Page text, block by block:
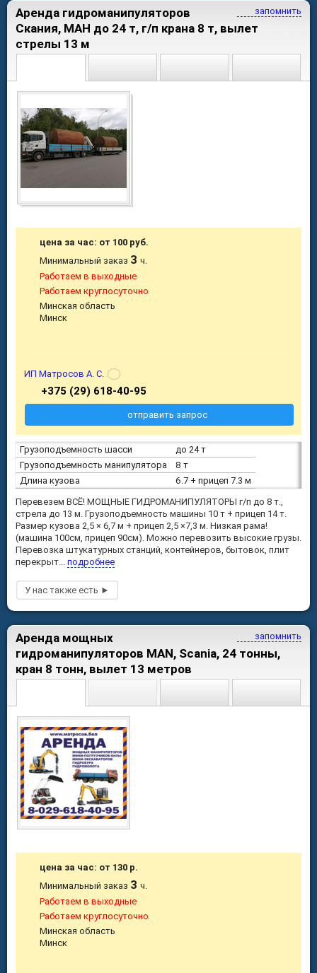
запомнить
Аренда гидроманипуляторов
Скания, МАН до 24 т, г/п крана 8 т, вылет
стрелы 13 м
Грузоподъемность шасси
до 24 т
Грузоподъемность манипулятора
8 т
Длина кузова
6.7 + прицеп 7.3 м
Перевезем ВСЁ! МОЩНЫЕ ГИДРОМАНИПУЛЯТОРЫ г/п до 8 т.,
стрела до 13 м. Грузоподъемность машины 10 т + прицеп 14 т.
Размер кузова 2,5 × 6,7 м + прицеп 2,5 ×7,3 м. Низкая рама!
(машина 100см, прицеп 90см). Можно перевозить высокие грузы.
Перевозка штукатурных станций, контейнеров, бытовок, плит
перекрыт... подробнее
цена за час: от 100 руб.
Минимальный заказ 3ч.
Работаем в выходные
Работаем круглосуточно
Минская область
Минск
ИП Матросов А. С.
+375 (29) 618-40-95
отправить запрос
запомнить
Аренда мощных
гидроманипуляторов MAN, Scania, 24 тонны,
кран 8 тонн, вылет 13 метров
цена за час: от 130 р.
Минимальный заказ 3ч.
Работаем в выходные
Работаем круглосуточно
Минская область
Минск